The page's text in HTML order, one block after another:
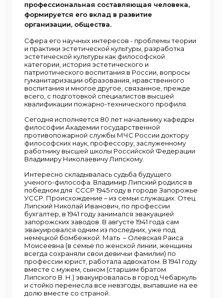
профессиональная составляющая человека,
формируется его вклад в развитие
организации, общества.
Сфера его научных интересов - проблемы теории
и практики эстетической культуры, разработка
эстетической культуры как философской
категории, история эстетического и
патриотического воспитания в России, вопросы
гуманитаризации образования, нравственного
воспитания и многое другое, связанное, прежде
всего, с подготовкой специалистов высшей
квалификации пожарно-технического профиля.
Сегодня исполняется 80 лет начальнику кафедры
философии Академии государственной
противопожарной службы МЧС России доктору
философских наук, профессору, заслуженному
работнику высшей школы Российской Федерации
Владимиру Николаевичу Липскому.
Интересно складывалась судьба будущего
ученого-философа. Владимир Липский родился в
победном для СССР 1945 году в городе Запорожье
УССР. Происхождение – из семьи служащих. Отец
Липский Николай Иванович, по профессии
бухгалтер, в 1941 году занимался эвакуацией
запорожских заводов. В августе 1941 года сам
эвакуировался одним из последних, уже под
немецкой бомбежкой. Мать – Олевская Раиса
Моисеевна (в семье по женской линии, женщины
всегда сохраняли свои девичьи фамилии) по
профессии юрист, работала адвокатом. В 1941 году
вместе с мужем, сыном (старшим братом
Липского В. Н.) эвакуировалась в город Чебаркуль
и стойко перенесла все невзгоды, выпавшие на ее
долю вместе со страной.